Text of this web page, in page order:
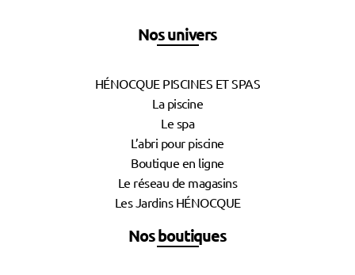
Nos univers
HÉNOCQUE PISCINES ET SPAS
La piscine
Le spa
L’abri pour piscine
Boutique en ligne
Le réseau de magasins
Les Jardins HÉNOCQUE
Nos boutiques